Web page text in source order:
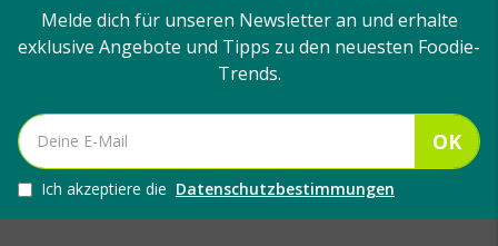
Melde dich für unseren Newsletter an und erhalte
exklusive Angebote und Tipps zu den neuesten Foodie-
Trends.
OK
Ich akzeptiere die Datenschutzbestimmungen